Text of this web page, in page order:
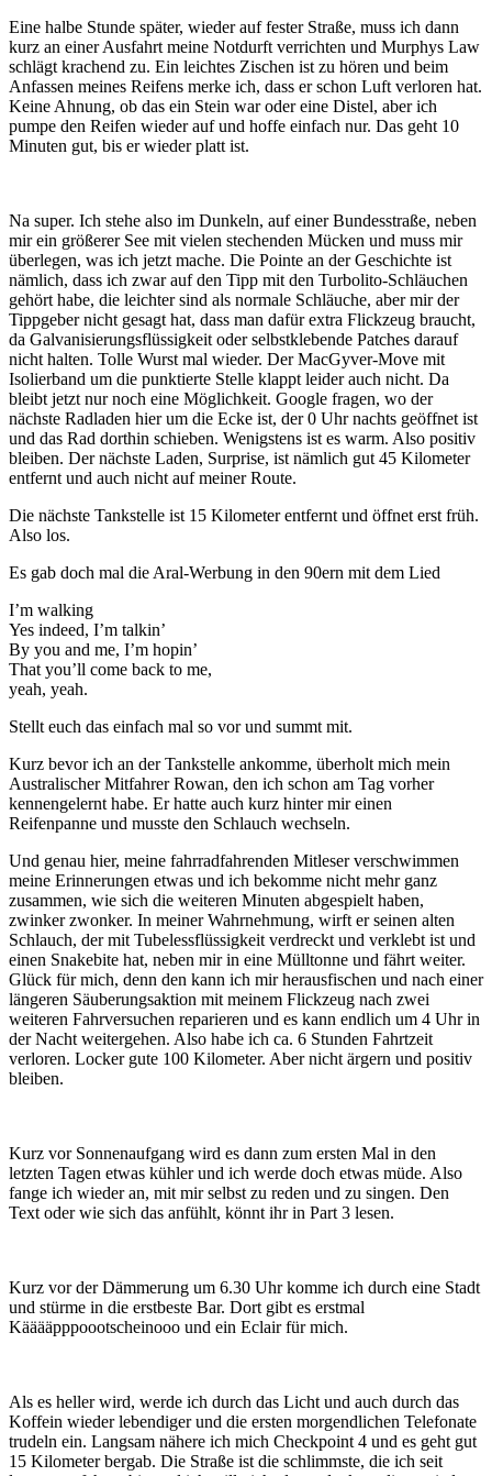
Eine halbe Stunde später, wieder auf fester Straße, muss ich dann
kurz an einer Ausfahrt meine Notdurft verrichten und Murphys Law
schlägt krachend zu. Ein leichtes Zischen ist zu hören und beim
Anfassen meines Reifens merke ich, dass er schon Luft verloren hat.
Keine Ahnung, ob das ein Stein war oder eine Distel, aber ich
pumpe den Reifen wieder auf und hoffe einfach nur. Das geht 10
Minuten gut, bis er wieder platt ist.
Na super. Ich stehe also im Dunkeln, auf einer Bundesstraße, neben
mir ein größerer See mit vielen stechenden Mücken und muss mir
überlegen, was ich jetzt mache. Die Pointe an der Geschichte ist
nämlich, dass ich zwar auf den Tipp mit den Turbolito-Schläuchen
gehört habe, die leichter sind als normale Schläuche, aber mir der
Tippgeber nicht gesagt hat, dass man dafür extra Flickzeug braucht,
da Galvanisierungsflüssigkeit oder selbstklebende Patches darauf
nicht halten. Tolle Wurst mal wieder. Der MacGyver-Move mit
Isolierband um die punktierte Stelle klappt leider auch nicht. Da
bleibt jetzt nur noch eine Möglichkeit. Google fragen, wo der
nächste Radladen hier um die Ecke ist, der 0 Uhr nachts geöffnet ist
und das Rad dorthin schieben. Wenigstens ist es warm. Also positiv
bleiben. Der nächste Laden, Surprise, ist nämlich gut 45 Kilometer
entfernt und auch nicht auf meiner Route.
Die nächste Tankstelle ist 15 Kilometer entfernt und öffnet erst früh.
Also los.
Es gab doch mal die Aral-Werbung in den 90ern mit dem Lied
I’m walking
Yes indeed, I’m talkin’
By you and me, I’m hopin’
That you’ll come back to me,
yeah, yeah.
Stellt euch das einfach mal so vor und summt mit.
Kurz bevor ich an der Tankstelle ankomme, überholt mich mein
Australischer Mitfahrer Rowan, den ich schon am Tag vorher
kennengelernt habe. Er hatte auch kurz hinter mir einen
Reifenpanne und musste den Schlauch wechseln.
Und genau hier, meine fahrradfahrenden Mitleser verschwimmen
meine Erinnerungen etwas und ich bekomme nicht mehr ganz
zusammen, wie sich die weiteren Minuten abgespielt haben,
zwinker zwonker. In meiner Wahrnehmung, wirft er seinen alten
Schlauch, der mit Tubelessflüssigkeit verdreckt und verklebt ist und
einen Snakebite hat, neben mir in eine Mülltonne und fährt weiter.
Glück für mich, denn den kann ich mir herausfischen und nach einer
längeren Säuberungsaktion mit meinem Flickzeug nach zwei
weiteren Fahrversuchen reparieren und es kann endlich um 4 Uhr in
der Nacht weitergehen. Also habe ich ca. 6 Stunden Fahrtzeit
verloren. Locker gute 100 Kilometer. Aber nicht ärgern und positiv
bleiben.
Kurz vor Sonnenaufgang wird es dann zum ersten Mal in den
letzten Tagen etwas kühler und ich werde doch etwas müde. Also
fange ich wieder an, mit mir selbst zu reden und zu singen. Den
Text oder wie sich das anfühlt, könnt ihr in Part 3 lesen.
Kurz vor der Dämmerung um 6.30 Uhr komme ich durch eine Stadt
und stürme in die erstbeste Bar. Dort gibt es erstmal
Kääääpppoootscheinooo und ein Eclair für mich.
Als es heller wird, werde ich durch das Licht und auch durch das
Koffein wieder lebendiger und die ersten morgendlichen Telefonate
trudeln ein. Langsam nähere ich mich Checkpoint 4 und es geht gut
15 Kilometer bergab. Die Straße ist die schlimmste, die ich seit